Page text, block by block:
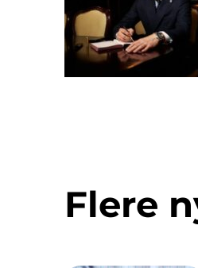
Flere